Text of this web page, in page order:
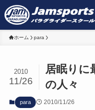
ホーム para
居眠りに
の人々
2010
11/26
para 2010/11/26